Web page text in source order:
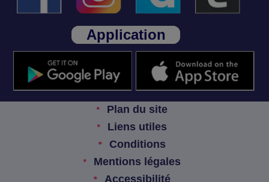
Application
Plan du site
Liens utiles
Conditions
Mentions légales
Accessibilité